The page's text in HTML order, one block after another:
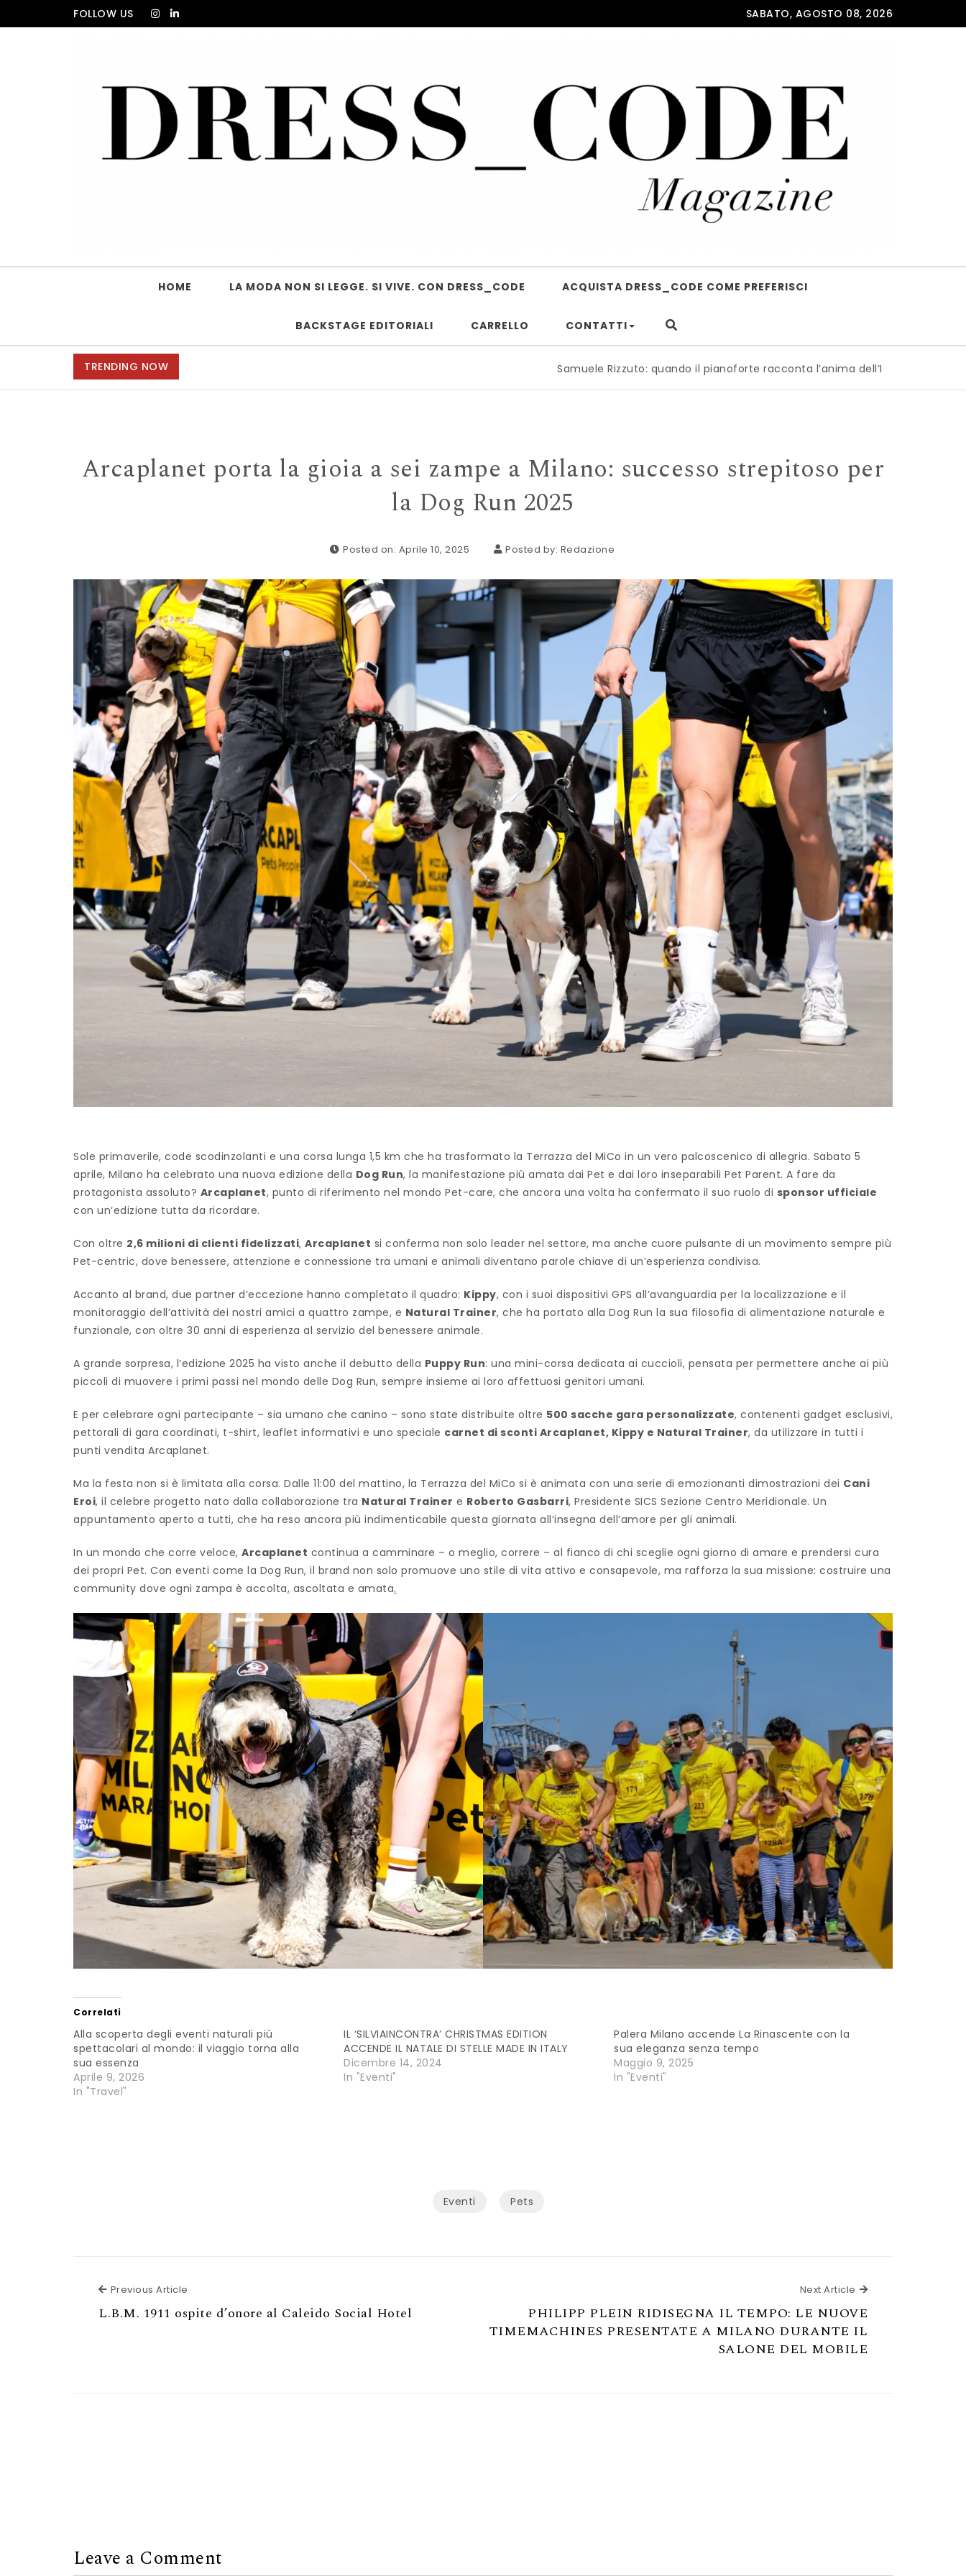
Skip to contentFOLLOW US SABATO, AGOSTO 08, 2026
HOME LA MODA NON SI LEGGE. SI VIVE. CON DRESS_CODE ACQUISTA DRESS_CODE COME PREFERISCI
BACKSTAGE EDITORIALI CARRELLO CONTATTI
TRENDING NOW Samuele Rizzuto: quando il pianoforte racconta l’anima dell’Italia | Milano è pronta a
Arcaplanet porta la gioia a sei zampe a Milano: successo strepitoso per
la Dog Run 2025
Posted on: Aprile 10, 2025 Posted by: Redazione
Sole primaverile, code scodinzolanti e una corsa lunga 1,5 km che ha trasformato la Terrazza del MiCo in un vero palcoscenico di allegria. Sabato 5
aprile, Milano ha celebrato una nuova edizione della Dog Run, la manifestazione più amata dai Pet e dai loro inseparabili Pet Parent. A fare da
protagonista assoluto? Arcaplanet, punto di riferimento nel mondo Pet-care, che ancora una volta ha confermato il suo ruolo di sponsor ufficiale
con un’edizione tutta da ricordare.
Con oltre 2,6 milioni di clienti fidelizzati, Arcaplanet si conferma non solo leader nel settore, ma anche cuore pulsante di un movimento sempre più
Pet-centric, dove benessere, attenzione e connessione tra umani e animali diventano parole chiave di un’esperienza condivisa.
Accanto al brand, due partner d’eccezione hanno completato il quadro: Kippy, con i suoi dispositivi GPS all’avanguardia per la localizzazione e il
monitoraggio dell’attività dei nostri amici a quattro zampe, e Natural Trainer, che ha portato alla Dog Run la sua filosofia di alimentazione naturale e
funzionale, con oltre 30 anni di esperienza al servizio del benessere animale.
A grande sorpresa, l’edizione 2025 ha visto anche il debutto della Puppy Run: una mini-corsa dedicata ai cuccioli, pensata per permettere anche ai più
piccoli di muovere i primi passi nel mondo delle Dog Run, sempre insieme ai loro affettuosi genitori umani.
E per celebrare ogni partecipante – sia umano che canino – sono state distribuite oltre 500 sacche gara personalizzate, contenenti gadget esclusivi,
pettorali di gara coordinati, t-shirt, leaflet informativi e uno speciale carnet di sconti Arcaplanet, Kippy e Natural Trainer, da utilizzare in tutti i
punti vendita Arcaplanet.
Ma la festa non si è limitata alla corsa. Dalle 11:00 del mattino, la Terrazza del MiCo si è animata con una serie di emozionanti dimostrazioni dei Cani
Eroi, il celebre progetto nato dalla collaborazione tra Natural Trainer e Roberto Gasbarri, Presidente SICS Sezione Centro Meridionale. Un
appuntamento aperto a tutti, che ha reso ancora più indimenticabile questa giornata all’insegna dell’amore per gli animali.
In un mondo che corre veloce, Arcaplanet continua a camminare – o meglio, correre – al fianco di chi sceglie ogni giorno di amare e prendersi cura
dei propri Pet. Con eventi come la Dog Run, il brand non solo promuove uno stile di vita attivo e consapevole, ma rafforza la sua missione: costruire una
community dove ogni zampa è accolta, ascoltata e amata.
Correlati
Alla scoperta degli eventi naturali più
spettacolari al mondo: il viaggio torna alla
sua essenza
Aprile 9, 2026
In "Travel"
IL ‘SILVIAINCONTRA’ CHRISTMAS EDITION
ACCENDE IL NATALE DI STELLE MADE IN ITALY
Dicembre 14, 2024
In "Eventi"
Palera Milano accende La Rinascente con la
sua eleganza senza tempo
Maggio 9, 2025
In "Eventi"
Eventi Pets
Previous Article
L.B.M. 1911 ospite d’onore al Caleido Social Hotel
Next Article Next Article
PHILIPP PLEIN RIDISEGNA IL TEMPO: LE NUOVE
TIMEMACHINES PRESENTATE A MILANO DURANTE IL
SALONE DEL MOBILE
Leave a Comment